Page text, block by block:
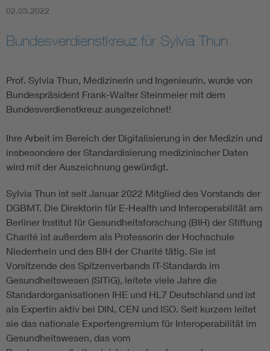
Prostheses + implants
02.03.2022
Bundesverdienstkreuz für Sylvia Thun
Prof. Sylvia Thun, Medizinerin und Ingenieurin, wurde von
Bundespräsident Frank-Walter Steinmeier mit dem
Bundesverdienstkreuz ausgezeichnet!
Ihre Arbeit im Bereich der Digitalisierung in der Medizin und
insbesondere der Standardisierung medizinischer Daten
wird mit der Auszeichnung gewürdigt.
Sylvia Thun ist seit Januar 2022 Mitglied des Vorstands der
DGBMT. Die Direktorin für E-Health und Interoperabilität am
Berliner Institut für Gesundheitsforschung (BIH) der Stiftung
Charité ist außerdem als Professorin der Hochschule
Niederrhein und des BIH der Charité tätig. Sie ist
Vorsitzende des Spitzenverbands IT-Standards im
Gesundheitswesen (SITiG), leitete viele Jahre die
Standardorganisationen IHE und HL7 Deutschland und ist
als Expertin aktiv bei DIN, CEN und ISO. Seit kurzem leitet
sie das nationale Expertengremium für Interoperabilität im
Gesundheitswesen, das vom